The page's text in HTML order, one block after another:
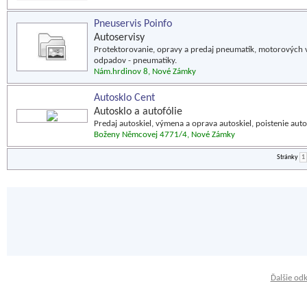
Pneuservis Poinfo
Autoservisy
Protektorovanie, opravy a predaj pneumatík, motorových
odpadov - pneumatiky.
Nám.hrdinov 8, Nové Zámky
Autosklo Cent
Autosklo a autofólie
Predaj autoskiel, výmena a oprava autoskiel, poistenie
Boženy Němcovej 4771/4, Nové Zámky
Stránky 1
Ďalšie